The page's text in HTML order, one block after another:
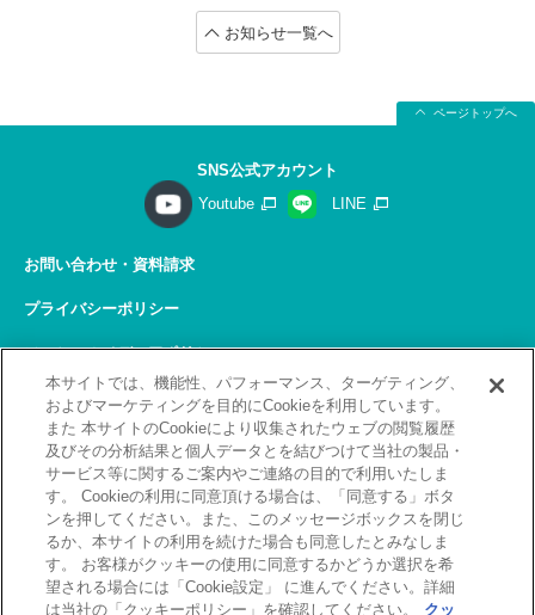
お知らせ一覧へ
ページトップへ
SNS公式アカウント
Youtube
LINE
お問い合わせ・資料請求
プライバシーポリシー
ソーシャルメディアポリシー
サイトの利用について
サイトマップ
関連リンク
採用情報
Copyright(C) 2026 Kobelco Training Services Co,.Ltd.
All rights reserved.
本サイトでは、機能性、パフォーマンス、ターゲティング、
およびマーケティングを目的にCookieを利用しています。
また 本サイトのCookieにより収集されたウェブの閲覧履歴
及びその分析結果と個人データとを結びつけて当社の製品・
サービス等に関するご案内やご連絡の目的で利用いたしま
す。 Cookieの利用に同意頂ける場合は、「同意する」ボタ
ンを押してください。また、このメッセージボックスを閉じ
るか、本サイトの利用を続けた場合も同意したとみなしま
す。 お客様がクッキーの使用に同意するかどうか選択を希
望される場合には「Cookie設定」 に進んでください。詳細
は当社の「クッキーポリシー」を確認してください。
クッ